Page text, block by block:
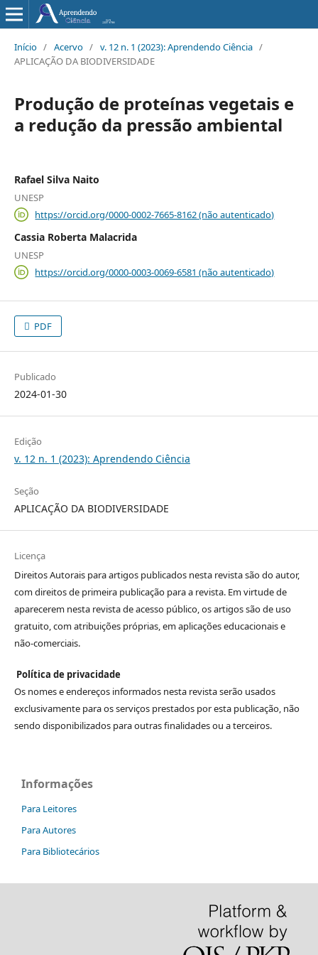
Início / Acervo / v. 12 n. 1 (2023): Aprendendo Ciência /
APLICAÇÃO DA BIODIVERSIDADE
Produção de proteínas vegetais e
a redução da pressão ambiental
Rafael Silva Naito
UNESP
https://orcid.org/0000-0002-7665-8162 (não autenticado)
Cassia Roberta Malacrida
UNESP
https://orcid.org/0000-0003-0069-6581 (não autenticado)
PDF
Publicado
2024-01-30
Edição
v. 12 n. 1 (2023): Aprendendo Ciência
Seção
APLICAÇÃO DA BIODIVERSIDADE
Licença
Direitos Autorais para artigos publicados nesta revista são do autor,
com direitos de primeira publicação para a revista. Em virtude de
aparecerem nesta revista de acesso público, os artigos são de uso
gratuito, com atribuições próprias, em aplicações educacionais e
não-comerciais.
Política de privacidade
Os nomes e endereços informados nesta revista serão usados
exclusivamente para os serviços prestados por esta publicação, não
sendo disponibilizados para outras finalidades ou a terceiros.
Informações
Para Leitores
Para Autores
Para Bibliotecários